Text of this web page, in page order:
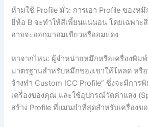
ห้ามใช้ Profile มั่ว: การเอา Profile ของห
ยี่ห้อ B จะทำให้สีเพี้ยนแน่นอน โดยเฉพาะสี
อาจจะออกมาอมเขียวหรืออมแดง
หาจากไหน: ผู้จำหน่ายหมึกหรือเครื่องพิม
มาตรฐานสำหรับหมึกของเขาให้โหลด หรื
จ้างทำ Custom ICC Profile” ซึ่งจะมีกา
เครื่องของคุณ และใช้อุปกรณ์วัดค่าแสง
สร้าง Profile ที่แม่นยำที่สุดสำหรับเครื่องข